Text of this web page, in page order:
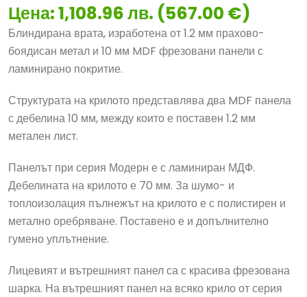
Цена: 1,108.96 лв. (567.00 €)
Блиндирана врата, изработена от 1.2 мм прахово-
боядисан метал и 10 мм MDF фрезовани панели с
ламинирано покритие.
Структурата на крилото представлява два MDF панела
с дебелина 10 мм, между които е поставен 1.2 мм
метален лист.
Панелът при серия Модерн е с ламиниран МДФ.
Дебелината на крилото е 70 мм. За шумо- и
топлоизолация пълнежът на крилото е с полистирен и
метално оребряване. Поставено е и допълнително
гумено уплътнение.
Лицевият и вътрешният панел са с красива фрезована
шарка. На вътрешният панел на всяко крило от серия